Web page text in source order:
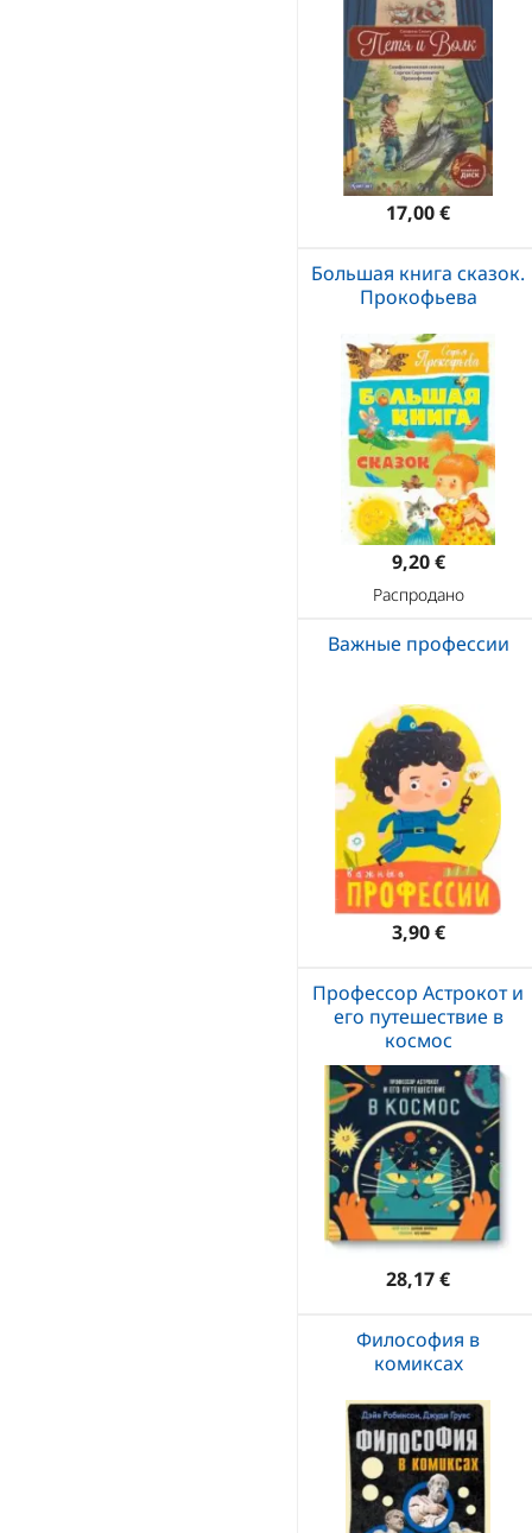
17,00 €
Большая книга сказок.
Прокофьева
9,20 €
Распродано
Важные профессии
3,90 €
Профессор Астрокот и
его путешествие в
космос
28,17 €
Философия в
комиксах